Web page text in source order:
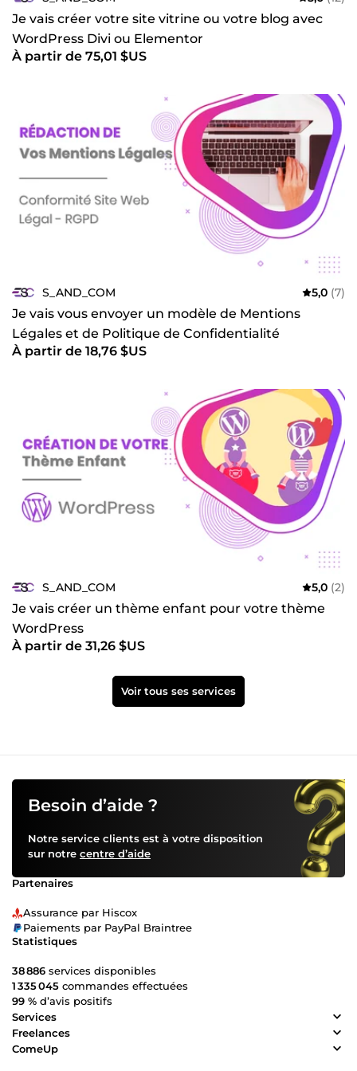
Je vais créer votre site vitrine ou votre blog avec
WordPress Divi ou Elementor
À partir de 75,01 $US
S_AND_COM 5,0 (7)
Je vais vous envoyer un modèle de Mentions
Légales et de Politique de Confidentialité
À partir de 18,76 $US
S_AND_COM 5,0 (2)
Je vais créer un thème enfant pour votre thème
WordPress
À partir de 31,26 $US
Voir tous ses services
Besoin d’aide ?
Notre service clients est à votre disposition
sur notre centre d’aide
Partenaires
Assurance par Hiscox
Paiements par PayPal Braintree
Statistiques
38 886 services disponibles
1 335 045 commandes effectuées
99 % d’avis positifs
Services
Freelances
ComeUp